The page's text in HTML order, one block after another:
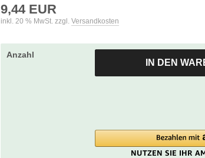
zu
gelangen.
und
Streichgesten
9,44 EUR
inkl. 20 % MwSt. zzgl. Versandkosten
Anzahl
IN DEN